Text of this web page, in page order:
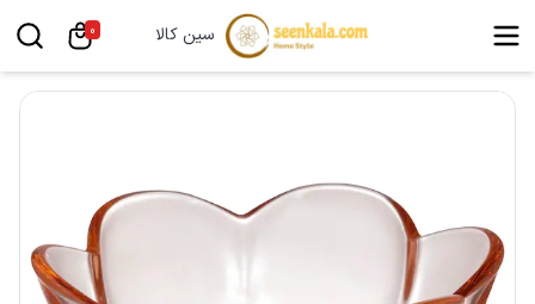
سین کالا 0